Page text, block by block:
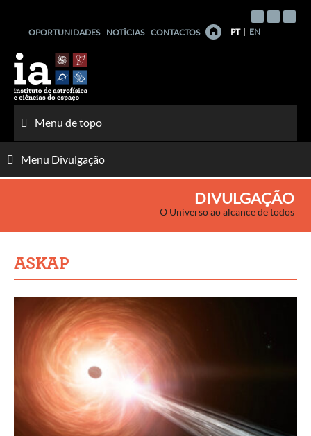
conteúdo
OPORTUNIDADES NOTÍCIAS CONTACTOS PT EN
Menu de topo
Menu Divulgação
DIVULGAÇÃO
O Universo ao alcance de todos
ASKAP